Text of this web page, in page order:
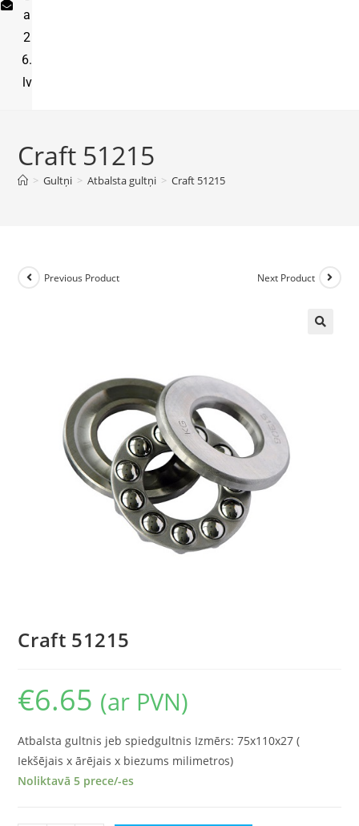
a
2
6.
lv
Craft 51215
> Gultņi > Atbalsta gultņi > Craft 51215
Previous Product Next Product
Craft 51215
€6.65 (ar PVN)
Atbalsta gultnis jeb spiedgultnis Izmērs: 75x110x27 (
Iekšējais x ārējais x biezums milimetros)
Noliktavā 5 prece/-es